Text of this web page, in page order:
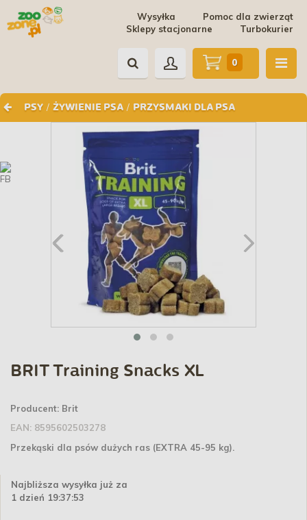
Pomoc dla zwierząt
Wysyłka
Turbokurier
Sklepy stacjonarne
PSY / ŻYWIENIE PSA / PRZYSMAKI DLA PSA
0
BRIT Training Snacks XL
Producent: Brit
EAN: 8595602503278
Przekąski dla psów dużych ras (EXTRA 45-95 kg).
Najbliższa wysyłka już za
1 dzień 19:37:53